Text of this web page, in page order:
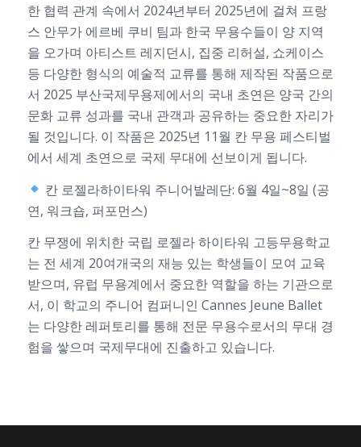
한 협력 관계 속에서 2024년부터 2025년에 걸쳐 프랑
스 안무가 에르베 쿠비 팀과 한국 무용수들이 양 지역
을 오가며 아티스트 레지던시, 집중 리허설, 쇼케이스
등 다양한 형식의 예술적 교류를 통해 제작된 작품으로
서 2025 부산국제무용제에서의 국내 초연은 양국 간의
문화 교류 성과를 국내 관객과 공유하는 중요한 자리가
될 것입니다. 이 작품은 2025년 11월 칸 무용 페스티벌
에서 세계 초연으로 국제 무대에 선보이게 됩니다.
칸 로젤라하이타워 주니어발레단: 6월 4일~8일 (공
연, 워크숍, 퍼포먼스)
칸 무쟁에 위치한 국립 로젤라 하이타워 고등무용학교
는 전 세계 20여개국의 재능 있는 학생들이 모여 교육
받으며, 유럽 무용계에서 중요한 역할을 하는 기관으로
서, 이 학교의 주니어 컴퍼니인 Cannes Jeune Ballet
는 다양한 레퍼토리를 통해 전문 무용수로서의 무대 경
험을 쌓으며 국제무대에 진출하고 있습니다.